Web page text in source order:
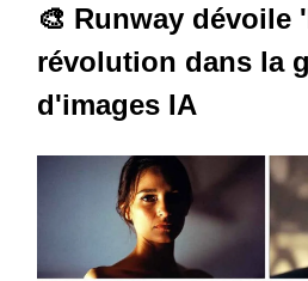
🎨 Runway dévoile
révolution dans la
d'images IA